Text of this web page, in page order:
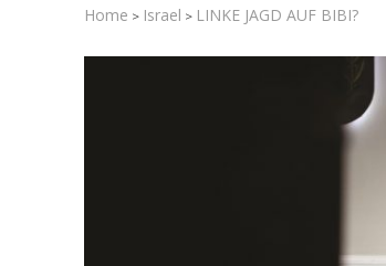
Home > Israel > LINKE JAGD AUF BIBI?